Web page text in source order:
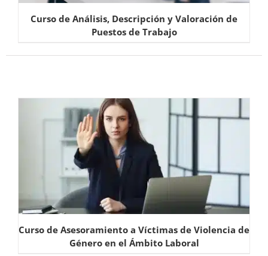
Curso de Análisis, Descripción y Valoración de
Puestos de Trabajo
Curso de Asesoramiento a Víctimas de Violencia de
Género en el Ámbito Laboral